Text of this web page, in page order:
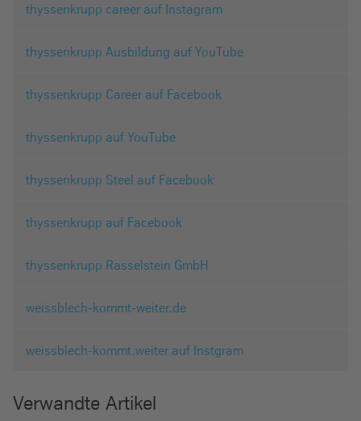
thyssenkrupp career auf Instagram
thyssenkrupp Ausbildung auf YouTube
thyssenkrupp Career auf Facebook
thyssenkrupp auf YouTube
thyssenkrupp Steel auf Facebook
thyssenkrupp auf Facebook
thyssenkrupp Rasselstein GmbH
weissblech-kommt-weiter.de
weissblech-kommt.weiter auf Instgram
Verwandte Artikel